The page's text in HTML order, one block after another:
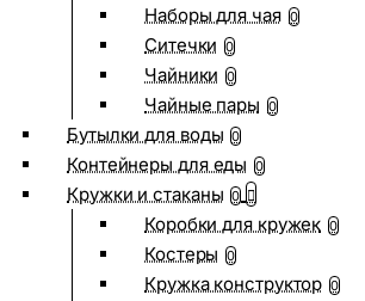
Наборы для чая 0
Ситечки 0
Чайники 0
Чайные пары 0
Бутылки для воды 0
Контейнеры для еды 0
Кружки и стаканы 0
Коробки для кружек 0
Костеры 0
Кружка конструктор 0